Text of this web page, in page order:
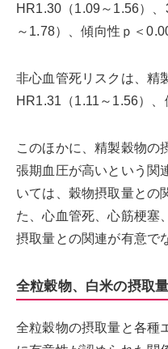
HR1.30（1.09～1.56）
～1.78）、傾向性ｐ＜
非心血管死リスクは、精
HR1.31（1.11～1.56）、
このほかに、精製穀物の
張期血圧が高いという関
いては、穀物摂取量との
た、心血管死、心筋梗塞
摂取量との関連が有意で
全粒穀物、白米の摂取
全粒穀物の摂取量と各種